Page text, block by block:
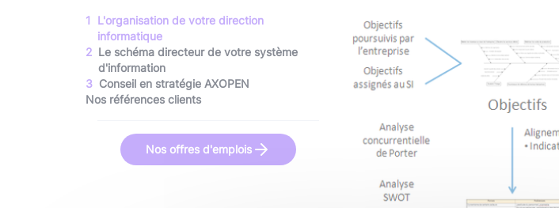
1
L'organisation de votre direction
informatique
2 Le schéma directeur de votre système
d'information
3 Conseil en stratégie AXOPEN
Nos références clients
Nos offres d'emplois